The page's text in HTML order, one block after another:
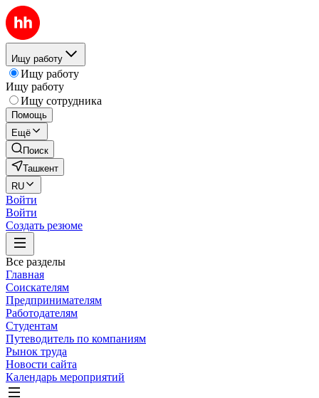
Ищу работу
Ищу работу
Ищу работу
Ищу сотрудника
Помощь
Ещё
Поиск
Ташкент
RU
Войти
Войти
Создать резюме
Все разделы
Главная
Соискателям
Предпринимателям
Работодателям
Студентам
Путеводитель по компаниям
Рынок труда
Новости сайта
Календарь мероприятий